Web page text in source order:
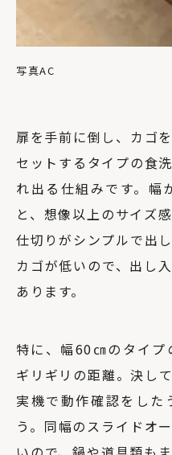
写真AC
扉を手前に倒し、カゴ
セットするタイプの食
れ出る仕組みです。幅
と、想像以上のサイズ
仕切りがシンプルで出
カゴが低いので、出し
あります。
特に、幅60㎝のタイプ
ギリギリの距離。決し
実機で動作確認をした
う。同幅のスライドオ